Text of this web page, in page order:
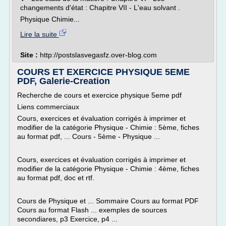
changements d'état : Chapitre VII - L'eau solvant .
Physique Chimie...
Lire la suite
Site : http://postslasvegasfz.over-blog.com
COURS ET EXERCICE PHYSIQUE 5EME
PDF, Galerie-Creation
Recherche de cours et exercice physique 5eme pdf
Liens commerciaux
Cours, exercices et évaluation corrigés à imprimer et
modifier de la catégorie Physique - Chimie : 5ème, fiches
au format pdf, ... Cours - 5ème - Physique ...
Cours, exercices et évaluation corrigés à imprimer et
modifier de la catégorie Physique - Chimie : 4ème, fiches
au format pdf, doc et rtf.
Cours de Physique et ... Sommaire Cours au format PDF
Cours au format Flash ... exemples de sources
secondiares, p3 Exercice, p4 ...